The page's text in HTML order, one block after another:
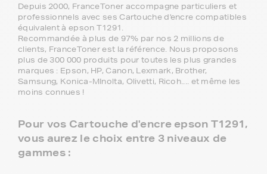
Depuis 2000, FranceToner accompagne particuliers et
professionnels avec ses Cartouche d'encre compatibles
équivalent à epson T1291.
Recommandée à plus de 97% par nos 2 millions de
clients, FranceToner est la référence. Nous proposons
plus de 300 000 produits pour toutes les plus grandes
marques : Epson, HP, Canon, Lexmark, Brother,
Samsung, Konica-MInolta, Olivetti, Ricoh.... et même les
moins connues !
Pour vos Cartouche d'encre epson T1291,
vous aurez le choix entre 3 niveaux de
gammes :